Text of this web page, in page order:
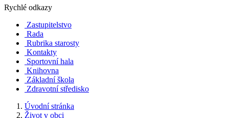
Rychlé odkazy
Zastupitelstvo
Rada
Rubrika starosty
Kontakty
Sportovní hala
Knihovna
Základní škola
Zdravotní středisko
Úvodní stránka
Život v obci